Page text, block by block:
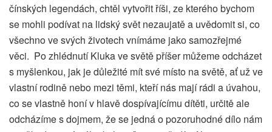
čínských legendách, chtěl vytvořit říši, ze kterého bychom
se mohli podívat na lidský svět nezaujatě a uvědomit si, co
všechno ve svých životech vnímáme jako samozřejmé
věci. Po zhlédnutí Kluka ve světě příšer můžeme odcházet
s myšlenkou, jak je důležité mít své místo na světě, ať už ve
vlastní rodině nebo mezi těmi, kteří nás mají rádi a úvahou,
co se vlastně honí v hlavě dospívajícímu dítěti, určitě ale
odcházíme s dojmem, že se jedná o pozoruhodné dílo nám